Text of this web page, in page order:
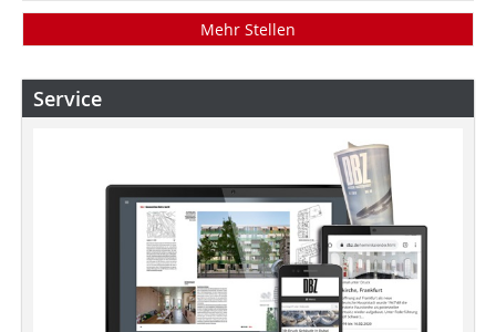
Mehr Stellen
Service